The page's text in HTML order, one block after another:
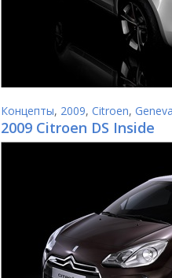
Концепты, 2009, Citroen,
2009 Citroen DS Inside